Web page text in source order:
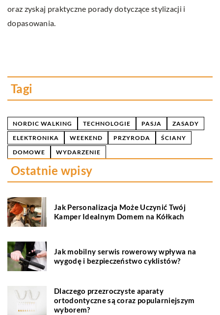
oraz zyskaj praktyczne porady dotyczące stylizacji i
dopasowania.
Tagi
NORDIC WALKING TECHNOLOGIE PASJA
ZASADY
ELEKTRONIKA
WEEKEND PRZYRODA
ŚCIANY
DOMOWE
WYDARZENIE
Ostatnie wpisy
Jak Personalizacja Może Uczynić Twój
Kamper Idealnym Domem na Kółkach
Jak mobilny serwis rowerowy wpływa na
wygodę i bezpieczeństwo cyklistów?
Dlaczego przezroczyste aparaty
ortodontyczne są coraz popularniejszym
wyborem?